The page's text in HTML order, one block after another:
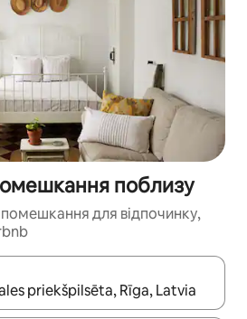
поблизу
помешкання для відпочинку,
пошуку, використовуйте для